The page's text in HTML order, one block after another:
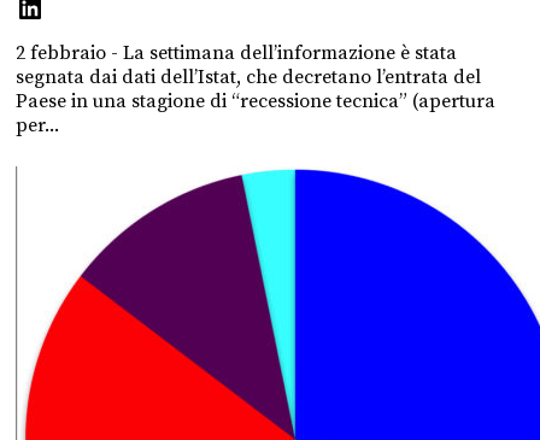
2 febbraio - La settimana dell’informazione è stata
segnata dai dati dell’Istat, che decretano l’entrata del
Paese in una stagione di “recessione tecnica” (apertura
per...